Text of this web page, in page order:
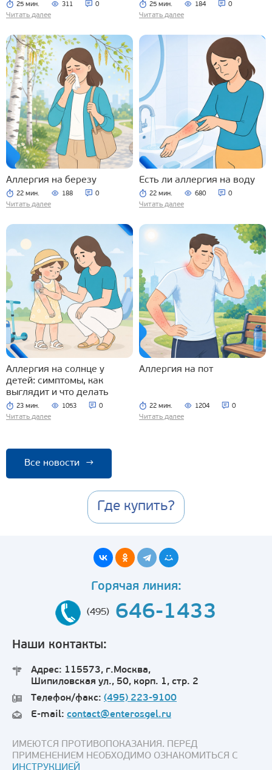
25 мин. 311 0
Читать далее
25 мин. 184 0
Читать далее
Аллергия на березу
22 мин. 188 0
Читать далее
Есть ли аллергия на воду
22 мин. 680 0
Читать далее
Аллергия на солнце у
детей: симптомы, как
выглядит и что делать
23 мин. 1053 0
Читать далее
Аллергия на пот
22 мин. 1204 0
Читать далее
Все новости →
Где купить?
Горячая линия:
(495) 646-1433
Наши контакты:
Адрес: 115573, г.Москва,
Шипиловская ул., 50, корп. 1, стр. 2
Телефон/факс: (495) 223-9100
E-mail: contact@enterosgel.ru
ИМЕЮТСЯ ПРОТИВОПОКАЗАНИЯ. ПЕРЕД
ПРИМЕНЕНИЕМ НЕОБХОДИМО ОЗНАКОМИТЬСЯ С
ИНСТРУКЦИЕЙ